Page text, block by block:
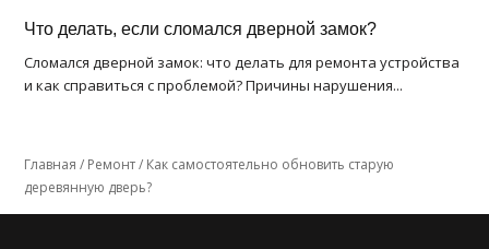
Что делать, если сломался дверной замок?
Сломался дверной замок: что делать для ремонта устройства
и как справиться с проблемой? Причины нарушения...
Главная / Ремонт / Как самостоятельно обновить старую
деревянную дверь?